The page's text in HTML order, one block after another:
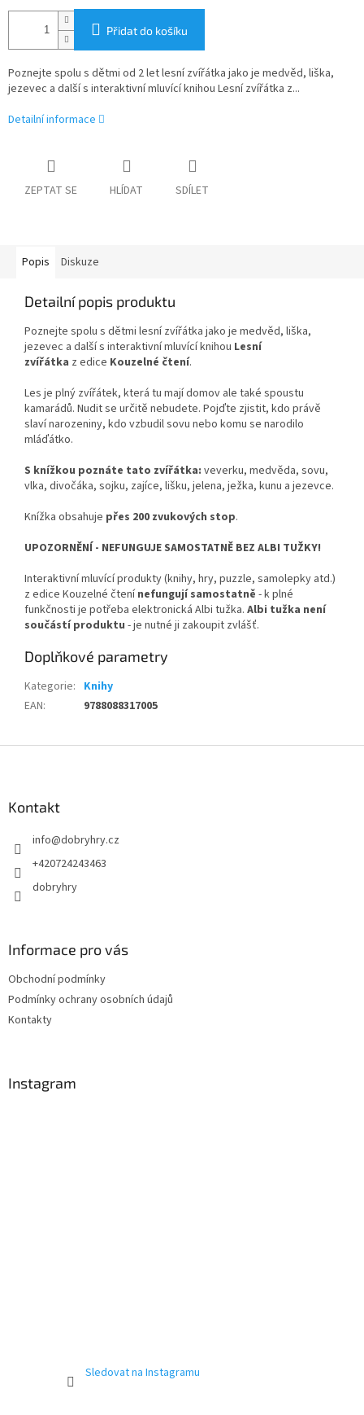
Přidat do košíku
Poznejte spolu s dětmi od 2 let lesní zvířátka jako je medvěd, liška,
jezevec a další s interaktivní mluvící knihou Lesní zvířátka z...
Detailní informace
ZEPTAT SE HLÍDAT SDÍLET
Popis Diskuze
Detailní popis produktu
Poznejte spolu s dětmi lesní zvířátka jako je medvěd, liška,
jezevec a další s interaktivní mluvící knihou Lesní
zvířátka z edice Kouzelné čtení.
Les je plný zvířátek, která tu mají domov ale také spoustu
kamarádů. Nudit se určitě nebudete. Pojďte zjistit, kdo právě
slaví narozeniny, kdo vzbudil sovu nebo komu se narodilo
mláďátko.
S knížkou poznáte tato zvířátka: veverku, medvěda, sovu,
vlka, divočáka, sojku, zajíce, lišku, jelena, ježka, kunu a jezevce.
Knížka obsahuje přes 200 zvukových stop.
UPOZORNĚNÍ - NEFUNGUJE SAMOSTATNĚ BEZ ALBI TUŽKY!
Interaktivní mluvící produkty (knihy, hry, puzzle, samolepky atd.)
z edice Kouzelné čtenínefungují samostatně - k plné
funkčnosti je potřeba elektronická Albi tužka. Albi tužka není
součástí produktu - je nutné ji zakoupit zvlášť.
Doplňkové parametry
Kategorie: Knihy
EAN: 9788088317005
Kontakt
info@dobryhry.cz
+420724243463
dobryhry
Informace pro vás
Obchodní podmínky
Podmínky ochrany osobních údajů
Kontakty
Instagram
Sledovat na Instagramu